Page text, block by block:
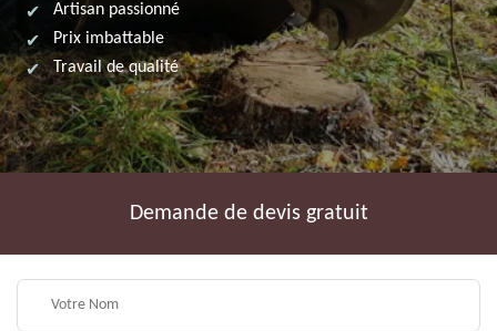
Artisan passionné
Prix imbattable
Travail de qualité
Demande de devis gratuit